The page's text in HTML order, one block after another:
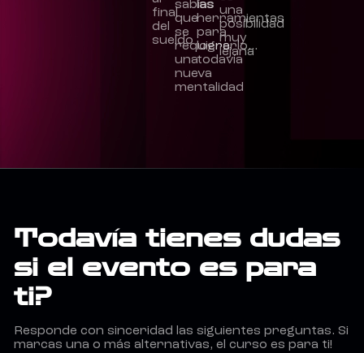
final
del
sueldo
sabías
que
se
requiere
una
nueva
mentalidad
las
herramientas
para
lograrlo…
todavía
una
posibilidad
muy
lejana
Todavía tienes dudas
si el evento es para
ti?
Responde con sinceridad las siguientes preguntas. Si
marcas una o más alternativas, el curso es para ti!